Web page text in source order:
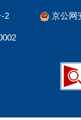
-2 京公网